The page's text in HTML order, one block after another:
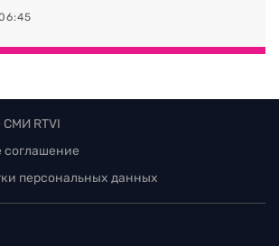
RTVI
соглашение
персональных данных